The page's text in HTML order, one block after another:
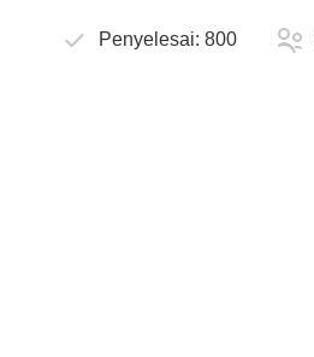
Penyelesai: 800